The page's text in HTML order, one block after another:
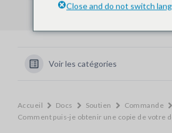
Voir les catégories
Accueil Docs Soutien
Commande
Comment puis-je obtenir une copie de votre
Close and do not switch